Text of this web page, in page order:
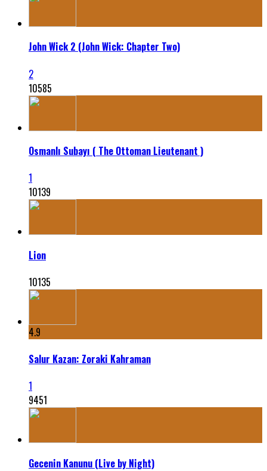
John Wick 2 (John Wick: Chapter Two)
2
10585
Osmanlı Subayı ( The Ottoman Lieutenant )
1
10139
Lion
10135
4.9
Salur Kazan: Zoraki Kahraman
1
9451
Gecenin Kanunu (Live by Night)